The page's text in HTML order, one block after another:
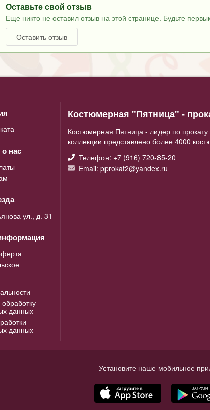
Оставьте свой отзыв
Еще никто не оставил отзыв на этой странице. Будьте
Оставить отзыв
нас
ул., д. 31
данных
данных
Костюмерная "Пятница" -
Костюмерная Пятница - лидер по
коллекции представлено более 4000
Телефон: +7 (916) 720-85-20
Email: pprokat2@yandex.ru
Установите наше мобильное